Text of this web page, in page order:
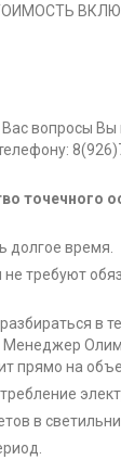
вопросы Вы
точечного
долгое время.
требуют
в
Менеджер
прямо на
в